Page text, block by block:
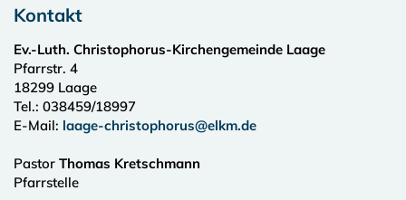
Kontakt
Ev.-Luth. Christophorus-Kirchengemeinde Laage
Pfarrstr. 4
18299 Laage
Tel.: 038459/18997
E-Mail: laage-christophorus@elkm.de
Pastor Thomas Kretschmann
Pfarrstelle